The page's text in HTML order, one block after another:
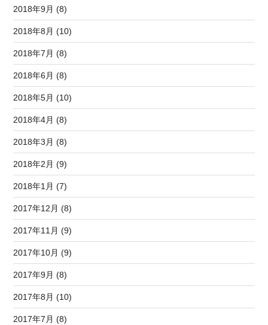
2018年9月 (8)
2018年8月 (10)
2018年7月 (8)
2018年6月 (8)
2018年5月 (10)
2018年4月 (8)
2018年3月 (8)
2018年2月 (9)
2018年1月 (7)
2017年12月 (8)
2017年11月 (9)
2017年10月 (9)
2017年9月 (8)
2017年8月 (10)
2017年7月 (8)